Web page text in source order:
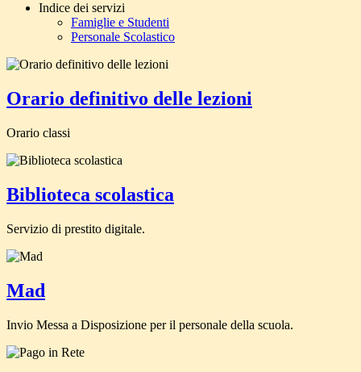
Indice dei servizi
Famiglie e Studenti
Personale Scolastico
Orario definitivo delle lezioni
Orario classi
Biblioteca scolastica
Servizio di prestito digitale.
Mad
Invio Messa a Disposizione per il personale della scuola.